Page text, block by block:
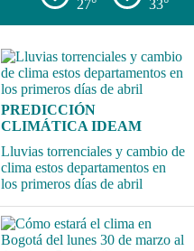
27° 33°
PREDICCIÓN
CLIMÁTICA IDEAM
Lluvias torrenciales y cambio de
clima estos departamentos en
los primeros días de abril